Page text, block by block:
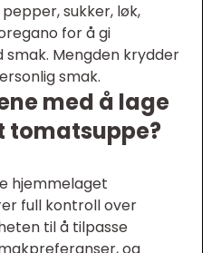
sukker, løk,
for å gi
Mengden krydder
smak.
med å lage
tomatsuppe?
hjemmelaget
full kontroll over
til å tilpasse